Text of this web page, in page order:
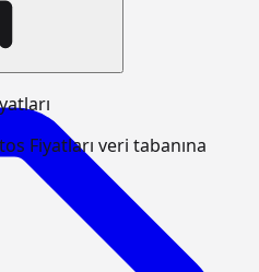
Fiyatları veri tabanına